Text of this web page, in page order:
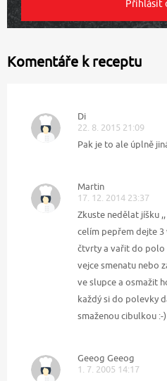
Komentáře k receptu
Di
22. 8. 2015 21:09
Pak je to ale úplně
Martin
17. 12. 2014 23:37
Zkuste nedělat jíšku
celím pepřem dejte
čtvrty a vařit do polo
vejce smenatu nebo
ve slupce a osmažit
každý si do polevky
smaženou cibulkou :-)
Geeog Geeog
1. 7. 2005 14:17